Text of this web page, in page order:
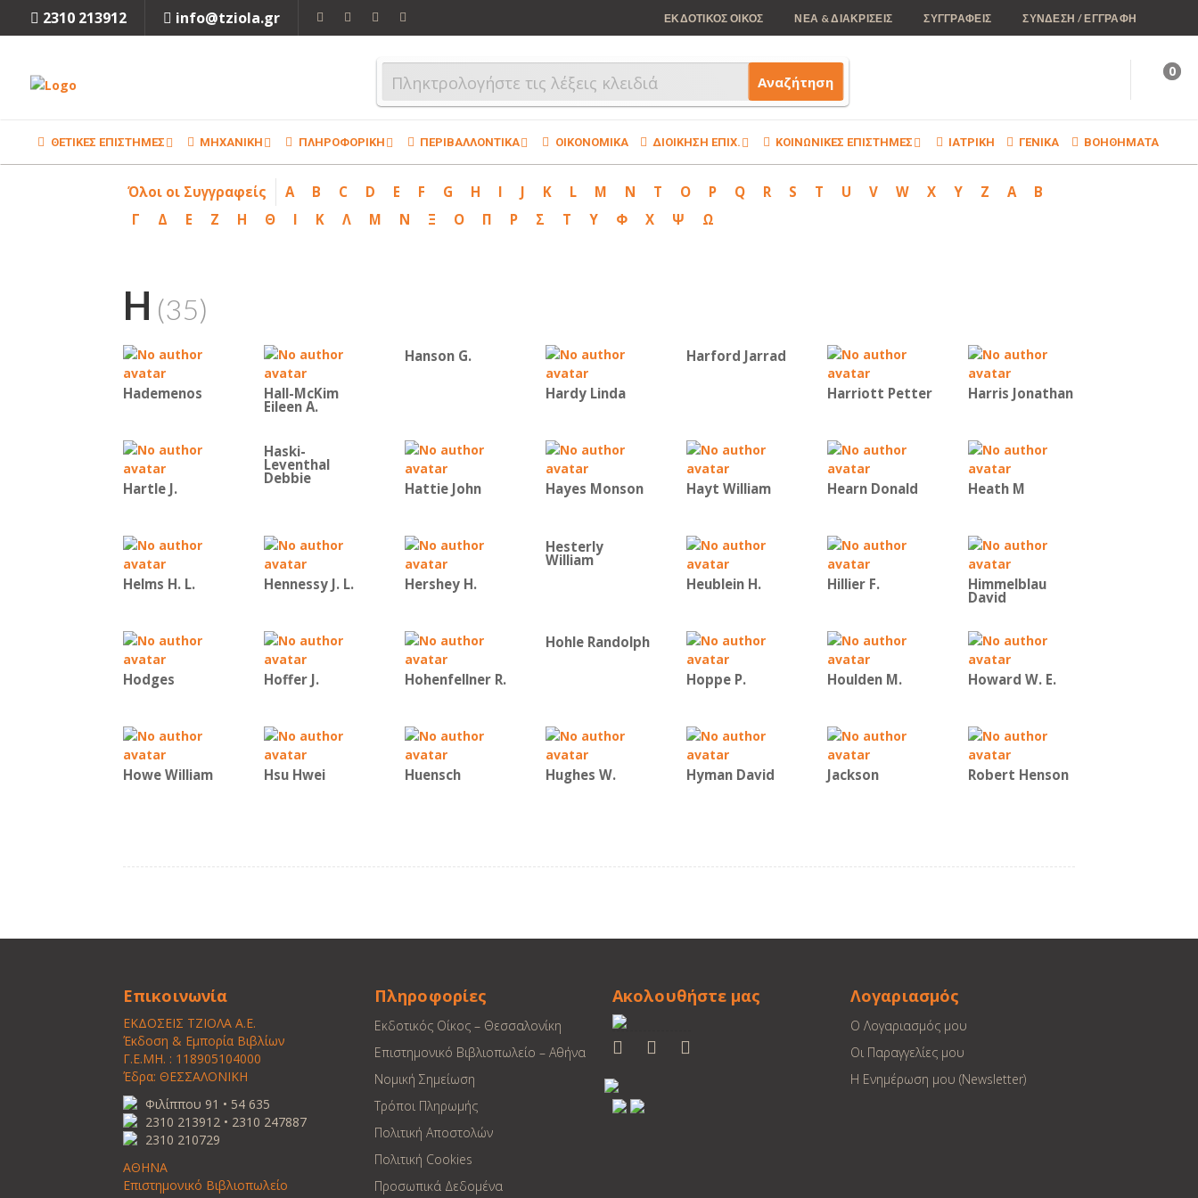
info@tziola.gr
2310 213912 ΕΚΔΟΤΙΚΟΣ ΟΙΚΟΣ ΝΕΑ & ΔΙΑΚΡΙΣΕΙΣ ΣΥΓΓΡΑΦΕΙΣ ΣΥΝΔΕΣΗ / ΕΓΓΡΑΦΗ
Αναζήτηση
0
ΘΕΤΙΚΕΣ ΕΠΙΣΤΗΜΕΣ ΜΗΧΑΝΙΚΗ ΠΛΗΡΟΦΟΡΙΚΗ ΠΕΡΙΒΑΛΛΟΝΤΙΚΑ ΟΙΚΟΝΟΜΙΚΑ ΔΙΟΙΚΗΣΗ ΕΠΙΧ. ΚΟΙΝΩΝΙΚΕΣ ΕΠΙΣΤΗΜΕΣ ΙΑΤΡΙΚΗ ΓΕΝΙΚΑ ΒΟΗΘΗΜΑΤΑ
Όλοι οι Συγγραφείς A B C D E F G H I J K L M N T O P Q R S T U V W X Y Z Α
Β
Γ
Δ Ε Ζ Η Θ Ι Κ Λ Μ Ν Ξ Ο Π Ρ Σ Τ Υ Φ Χ Ψ Ω
H (35)
Hademenos Hall-McKim
Eileen A.
Hanson G.
Hardy Linda
Harford Jarrad
Harriott Petter Harris Jonathan
Hartle J.
Haski-
Leventhal
Debbie
Hattie John Hayes Monson Hayt William Hearn Donald Heath M
Helms H. L. Hennessy J. L. Hershey H.
Hesterly
William
Heublein H.
Hillier F. Himmelblau
David
Hodges Hoffer J. Hohenfellner R.
Hohle Randolph
Hoppe P. Houlden M. Howard W. E.
Howe William Hsu Hwei Huensch Hughes W. Hyman David Jackson Robert Henson
Επικοινωνία
ΕΚΔΟΣΕΙΣ ΤΖΙΟΛΑ Α.Ε.
Έκδοση & Εμπορία Βιβλίων
Γ.Ε.ΜΗ. : 118905104000
Έδρα: ΘΕΣΣΑΛΟΝΙΚΗ
Φιλίππου 91 • 54 635
2310 213912 • 2310 247887
2310 210729
ΑΘΗΝΑ
Επιστημονικό Βιβλιοπωλείο
Πληροφορίες
Εκδοτικός Οίκος – Θεσσαλονίκη
Επιστημονικό Βιβλιοπωλείο – Αθήνα
Νομική Σημείωση
Τρόποι Πληρωμής
Πολιτική Αποστολών
Πολιτική Cookies
Προσωπικά Δεδομένα
Ακολουθήστε μας Λογαριασμός
Ο Λογαριασμός μου
Οι Παραγγελίες μου
Η Ενημέρωση μου (Newsletter)